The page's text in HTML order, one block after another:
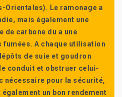
Orientales). Le ramonage a
mais également une
de carbone du a une
fumées. A chaque utilisation
de suie et goudron
conduit et obstruer celui-
nécessaire pour la sécurité,
un bon rendement